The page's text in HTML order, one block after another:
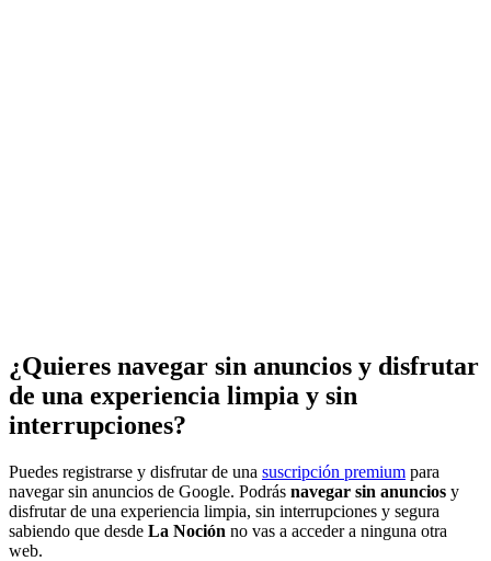
¿Quieres navegar sin anuncios y disfrutar
de una experiencia limpia y sin
interrupciones?
Puedes registrarse y disfrutar de una suscripción premium para
navegar sin anuncios de Google. Podrás navegar sin anuncios y
disfrutar de una experiencia limpia, sin interrupciones y segura
sabiendo que desde La Noción no vas a acceder a ninguna otra
web.